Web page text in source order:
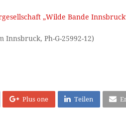
„Wilde Bande
Innsbruck, Ph-G-25992-12)
Plus one Teilen